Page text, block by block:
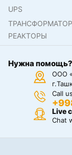
UPS
РЕАКТОРЫ
Нужна помощь?
ООО
Call
Live
Chat